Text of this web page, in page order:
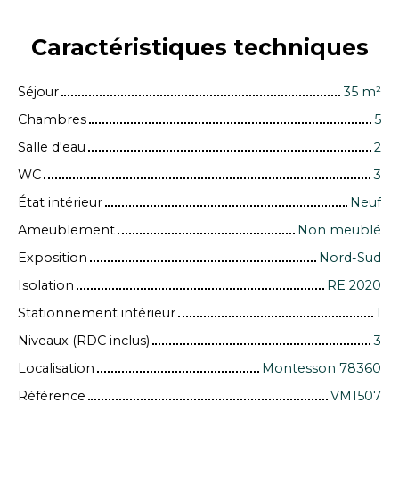
Caractéristiques techniques
Séjour 35 m²
Chambres
5
Salle d'eau
2
WC
3
État intérieur
Neuf
Ameublement
Non meublé
Exposition
Nord-Sud
Isolation
RE 2020
Stationnement intérieur
1
Niveaux (RDC inclus)
3
Localisation
Montesson 78360
Référence
VM1507